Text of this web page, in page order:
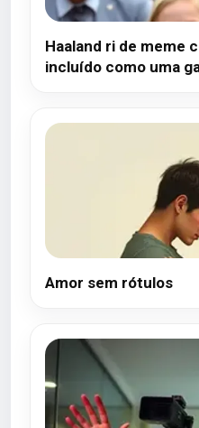
Haaland ri de meme
incluído como uma
Amor sem rótulos